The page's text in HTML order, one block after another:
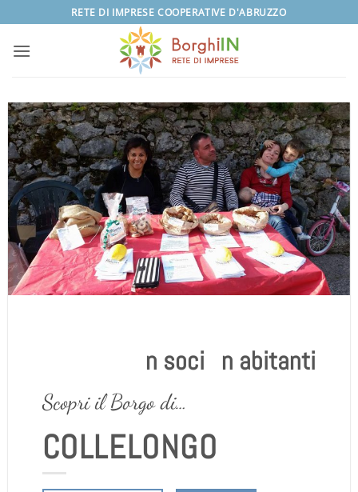
ai
contenuti
RETE DI IMPRESE COOPERATIVE D'ABRUZZO
n soci n abitanti
Scopri il Borgo di…
COLLELONGO